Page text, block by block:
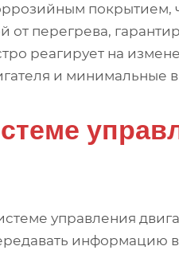
покрытием,
перегрева,
реагирует на
и минимальные
управления
информацию